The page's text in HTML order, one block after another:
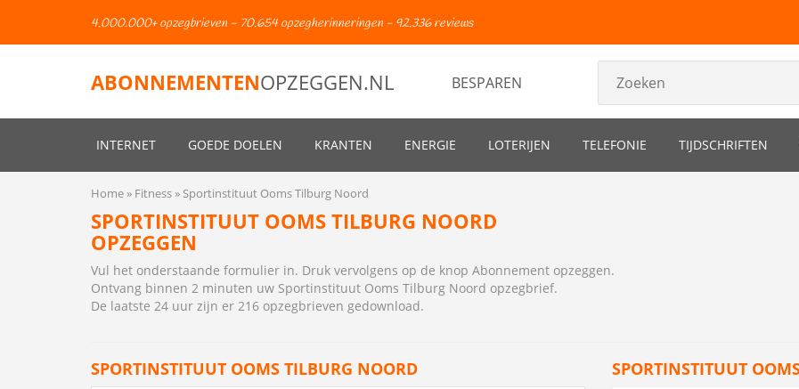
4.000.000+ opzegbrieven - 70.654 opzegherinneringen - 92.336 reviews
ABONNEMENTENOPZEGGEN.NL BESPAREN
INTERNET GOEDE DOELEN KRANTEN ENERGIE LOTERIJEN TELEFONIE TIJDSCHRIFTEN
Home Fitness Sportinstituut Ooms Tilburg Noord
SPORTINSTITUUT OOMS TILBURG NOORD
OPZEGGEN
Vul het onderstaande formulier in. Druk vervolgens op de knop Abonnement opzeggen.
Ontvang binnen 2 minuten uw Sportinstituut Ooms Tilburg Noord opzegbrief.
De laatste 24 uur zijn er 216 opzegbrieven gedownload.
SPORTINSTITUUT OOMS TILBURG NOORD SPORTINSTITUUT